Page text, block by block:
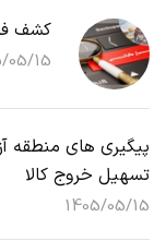
کشف
05/15
پیگیری های منطقه
تسهیل خروج کالا
1405/05/15